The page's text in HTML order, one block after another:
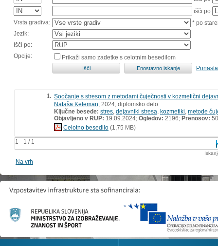
išči po
Vrsta gradiva:
* po
Jezik:
Išči po:
Opcije:
Prikaži samo zadetke s celotnim besedilom
1 - 1 / 1
1. Soočanje s stresom z metodami čuječnosti v kozmetični
Nataša Keleman , 2024, diplomsko delo
Ključne besede: stres dejavniki stresa kozmetiki metode
Objavljeno v RUP: 19.09.2024; Ogledov: 2196; Prenosov: 50
Celotno besedilo (1,75 MB)
Na vrh